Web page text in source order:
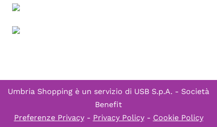
Umbria Shopping è un servizio di USB S.p.A. - Società
Benefit
Preferenze Privacy- Privacy Policy- Cookie Policy